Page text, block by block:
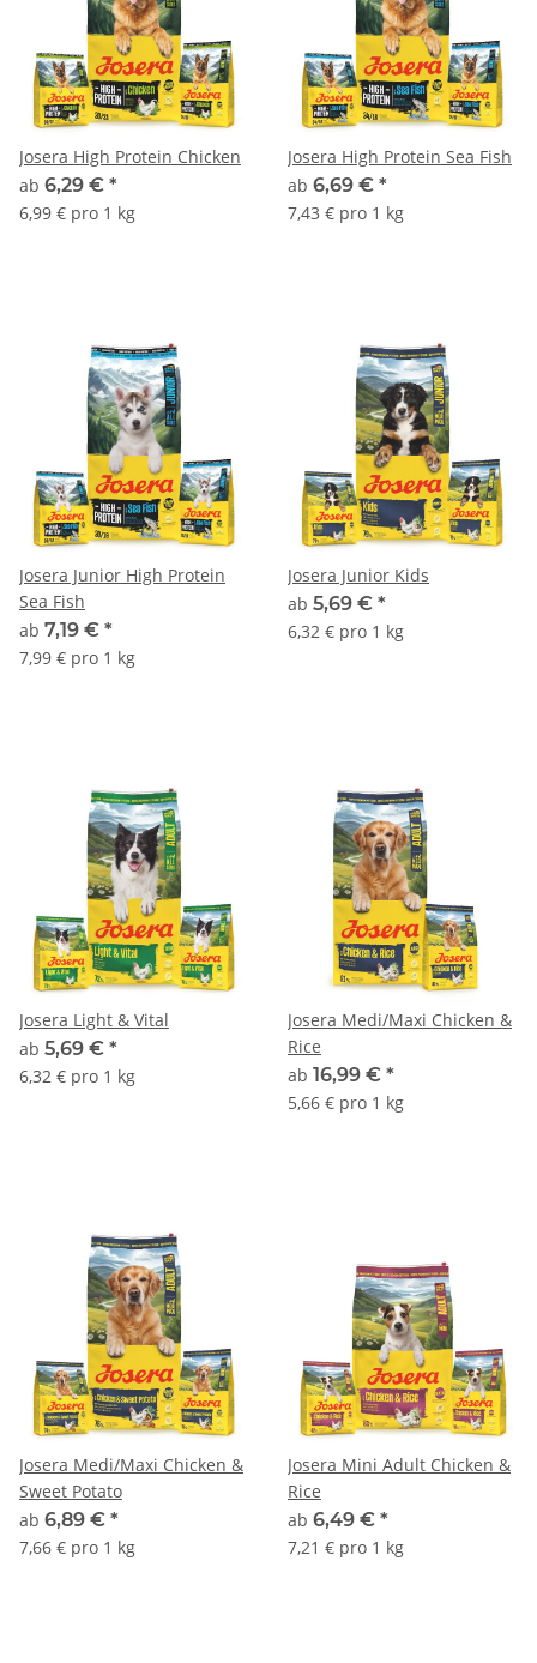
Josera High Protein Chicken
ab 6,29 € *
6,99 € pro 1 kg
Josera High Protein Sea Fish
ab 6,69 € *
7,43 € pro 1 kg
Josera Junior High Protein
Sea Fish
ab 7,19 € *
7,99 € pro 1 kg
Josera Junior Kids
ab 5,69 € *
6,32 € pro 1 kg
Josera Light & Vital
ab 5,69 € *
6,32 € pro 1 kg
Josera Medi/Maxi Chicken &
Rice
ab 16,99 € *
5,66 € pro 1 kg
Josera Medi/Maxi Chicken &
Sweet Potato
ab 6,89 € *
7,66 € pro 1 kg
Josera Mini Adult Chicken &
Rice
ab 6,49 € *
7,21 € pro 1 kg